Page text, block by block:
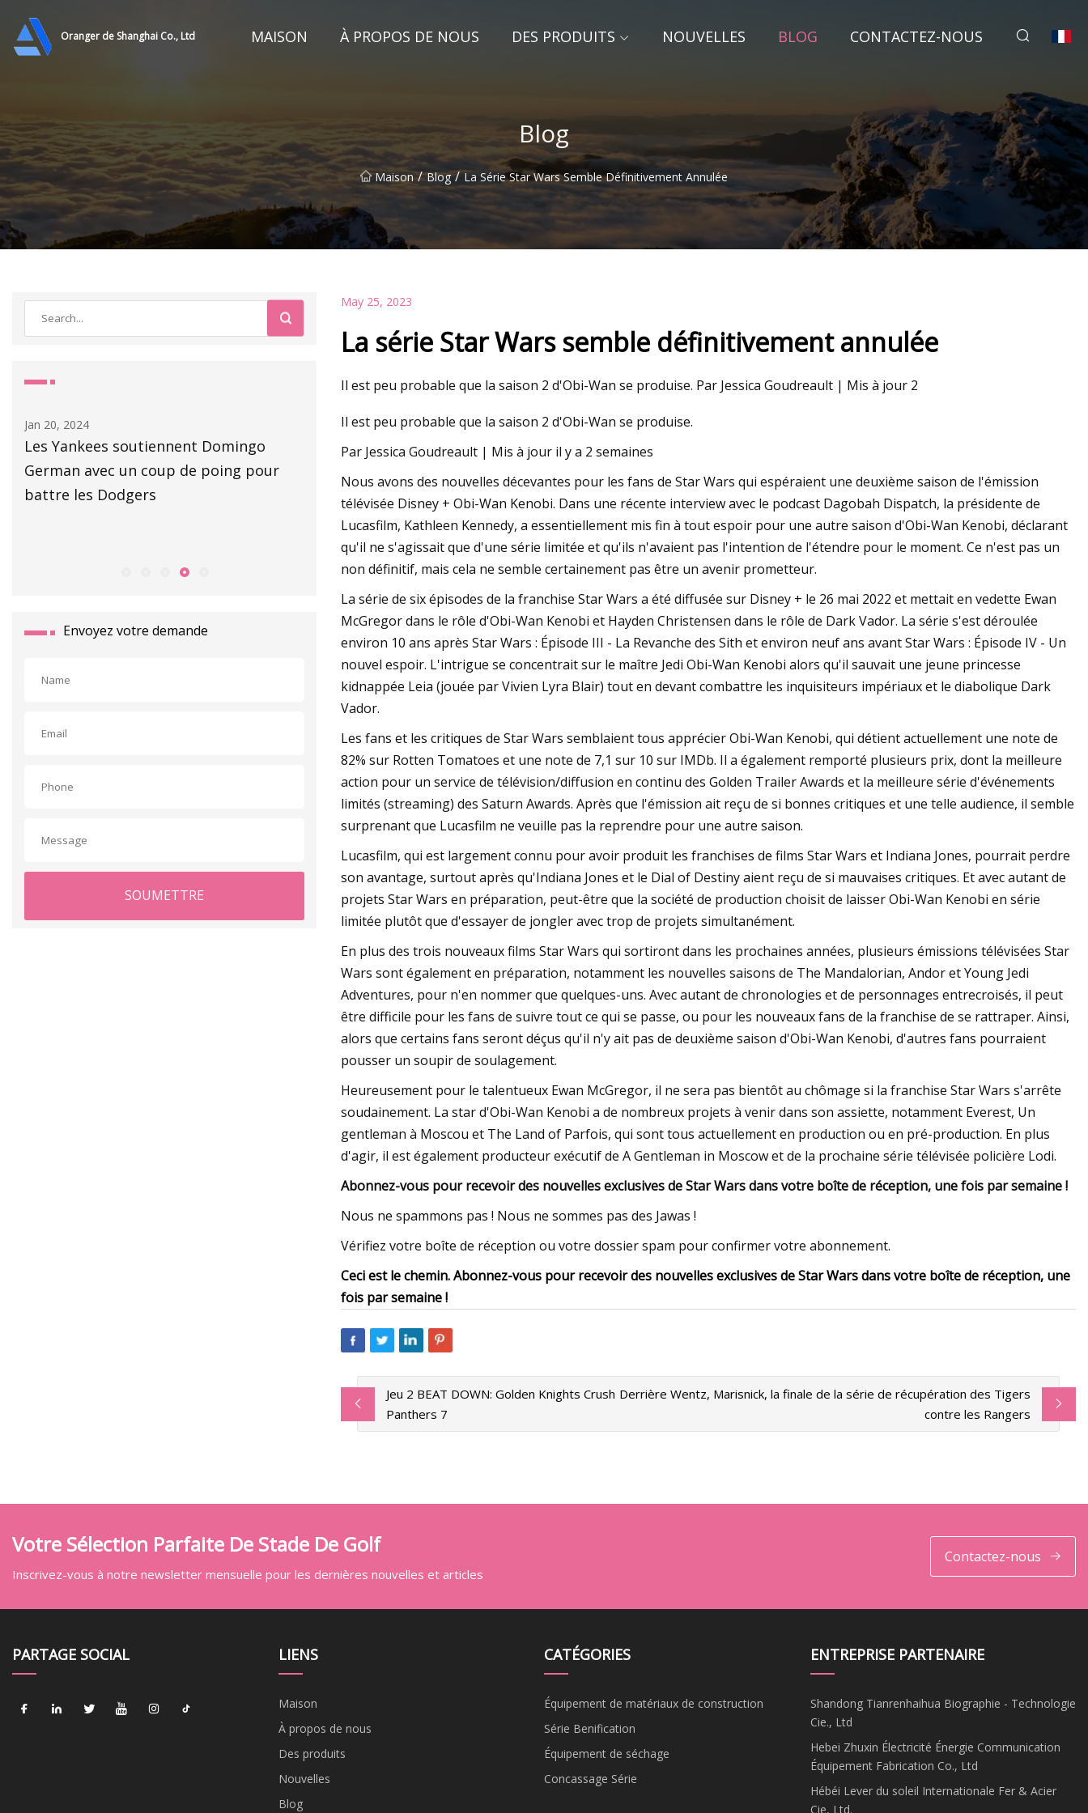
Oranger de Shanghai Co., Ltd MAISON À PROPOS DE NOUS DES PRODUITS NOUVELLES BLOG CONTACTEZ-NOUS
Blog
Maison / Blog / La Série Star Wars Semble Définitivement Annulée
Jan 20, 2024
Les Yankees soutiennent Domingo
German avec un coup de poing pour
battre les Dodgers
Aug 06, 2023
Accélérer la croissance verte dans
May 02, 2023
Morris en super forme dans l'ouverture
Envoyez votre demande
SOUMETTRE
May 25, 2023
La série Star Wars semble définitivement annulée
Il est peu probable que la saison 2 d'Obi-Wan se produise. Par Jessica Goudreault | Mis à jour 2
Il est peu probable que la saison 2 d'Obi-Wan se produise.
Par Jessica Goudreault | Mis à jour il y a 2 semaines
Nous avons des nouvelles décevantes pour les fans de Star Wars qui espéraient une deuxième saison de l'émission
télévisée Disney + Obi-Wan Kenobi. Dans une récente interview avec le podcast Dagobah Dispatch, la présidente de
Lucasfilm, Kathleen Kennedy, a essentiellement mis fin à tout espoir pour une autre saison d'Obi-Wan Kenobi, déclarant
qu'il ne s'agissait que d'une série limitée et qu'ils n'avaient pas l'intention de l'étendre pour le moment. Ce n'est pas un
non définitif, mais cela ne semble certainement pas être un avenir prometteur.
La série de six épisodes de la franchise Star Wars a été diffusée sur Disney + le 26 mai 2022 et mettait en vedette Ewan
McGregor dans le rôle d'Obi-Wan Kenobi et Hayden Christensen dans le rôle de Dark Vador. La série s'est déroulée
environ 10 ans après Star Wars : Épisode III - La Revanche des Sith et environ neuf ans avant Star Wars : Épisode IV - Un
nouvel espoir. L'intrigue se concentrait sur le maître Jedi Obi-Wan Kenobi alors qu'il sauvait une jeune princesse
kidnappée Leia (jouée par Vivien Lyra Blair) tout en devant combattre les inquisiteurs impériaux et le diabolique Dark
Vador.
Les fans et les critiques de Star Wars semblaient tous apprécier Obi-Wan Kenobi, qui détient actuellement une note de
82% sur Rotten Tomatoes et une note de 7,1 sur 10 sur IMDb. Il a également remporté plusieurs prix, dont la meilleure
action pour un service de télévision/diffusion en continu des Golden Trailer Awards et la meilleure série d'événements
limités (streaming) des Saturn Awards. Après que l'émission ait reçu de si bonnes critiques et une telle audience, il semble
surprenant que Lucasfilm ne veuille pas la reprendre pour une autre saison.
Lucasfilm, qui est largement connu pour avoir produit les franchises de films Star Wars et Indiana Jones, pourrait perdre
son avantage, surtout après qu'Indiana Jones et le Dial of Destiny aient reçu de si mauvaises critiques. Et avec autant de
projets Star Wars en préparation, peut-être que la société de production choisit de laisser Obi-Wan Kenobi en série
limitée plutôt que d'essayer de jongler avec trop de projets simultanément.
En plus des trois nouveaux films Star Wars qui sortiront dans les prochaines années, plusieurs émissions télévisées Star
Wars sont également en préparation, notamment les nouvelles saisons de The Mandalorian, Andor et Young Jedi
Adventures, pour n'en nommer que quelques-uns. Avec autant de chronologies et de personnages entrecroisés, il peut
être difficile pour les fans de suivre tout ce qui se passe, ou pour les nouveaux fans de la franchise de se rattraper. Ainsi,
alors que certains fans seront déçus qu'il n'y ait pas de deuxième saison d'Obi-Wan Kenobi, d'autres fans pourraient
pousser un soupir de soulagement.
Heureusement pour le talentueux Ewan McGregor, il ne sera pas bientôt au chômage si la franchise Star Wars s'arrête
soudainement. La star d'Obi-Wan Kenobi a de nombreux projets à venir dans son assiette, notamment Everest, Un
gentleman à Moscou et The Land of Parfois, qui sont tous actuellement en production ou en pré-production. En plus
d'agir, il est également producteur exécutif de A Gentleman in Moscow et de la prochaine série télévisée policière Lodi.
Abonnez-vous pour recevoir des nouvelles exclusives de Star Wars dans votre boîte de réception, une fois par semaine !
Nous ne spammons pas ! Nous ne sommes pas des Jawas !
Vérifiez votre boîte de réception ou votre dossier spam pour confirmer votre abonnement.
Ceci est le chemin. Abonnez-vous pour recevoir des nouvelles exclusives de Star Wars dans votre boîte de réception, une
fois par semaine !
Jeu 2 BEAT DOWN: Golden Knights Crush
Panthers 7
Derrière Wentz, Marisnick, la finale de la série de récupération des Tigers
contre les Rangers
Votre Sélection Parfaite De Stade De Golf
Inscrivez-vous à notre newsletter mensuelle pour les dernières nouvelles et articles
Contactez-nous
PARTAGE SOCIAL LIENS
Maison
À propos de nous
Des produits
Nouvelles
Blog
CATÉGORIES
Équipement de matériaux de construction
Série Benification
Équipement de séchage
Concassage Série
ENTREPRISE PARTENAIRE
Shandong Tianrenhaihua Biographie - Technologie
Cie., Ltd
Hebei Zhuxin Électricité Énergie Communication
Équipement Fabrication Co., Ltd
Hébéi Lever du soleil Internationale Fer & Acier
Cie, Ltd.